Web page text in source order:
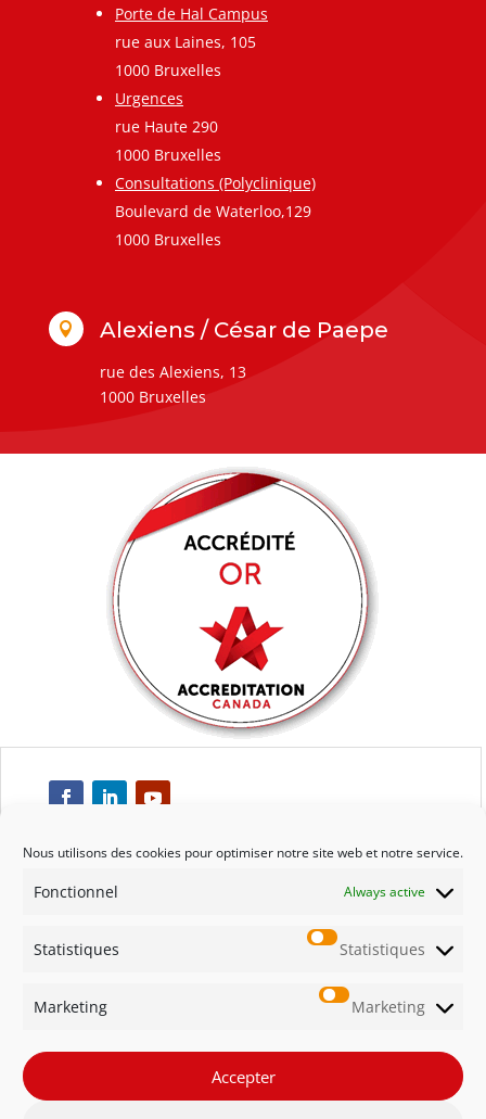
Nous utilisons des cookies pour optimiser notre site web et notre service.
Fonctionnel Always active
Statistiques Statistiques
Marketing Marketing
Accepter
Porte de Hal Campus
rue aux Laines, 105
1000 Bruxelles
Urgences
rue Haute 290
1000 Bruxelles
Consultations (Polyclinique)
Boulevard de Waterloo,129
1000 Bruxelles
 Alexiens / César de Paepe
rue des Alexiens, 13
1000 Bruxelles
Respect
Engagement
Qualité